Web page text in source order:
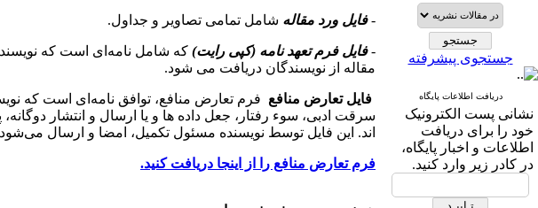
جستجوی پیشرفته
دریافت اطلاعات پایگاه
نشانی پست الکترونیک
خود را برای دریافت
اطلاعات و اخبار پایگاه،
در کادر زیر وارد کنید.
-فایل ورد مقاله شامل تمامی تصاویر و جداول.
-فایل فرم تعهد نامه (کپی رایت) که شامل نامه‌ای است که
مقاله از نویسندگان دریافت می شود.
فایل تعارض منافع فرم تعارض منافع، توافق نامه‌‌ای است که
سرقت ادبی، سوء رفتار، جعل داده ‏ها و یا ارسال و انتشار دوگانه،
‏اند. این فایل توسط نویسنده مسئول تکمیل، امضا و ارسال
فرم تعارض منافع را از اینجا دریافت کنید.